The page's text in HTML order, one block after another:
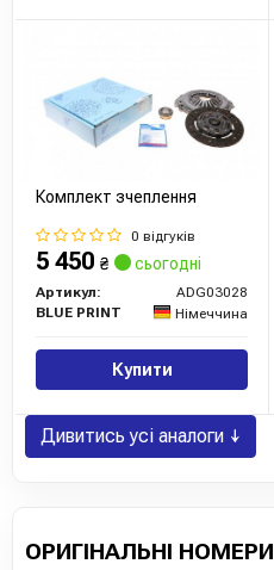
Комплект зчеплення
0 відгуків
5 450 ₴ сьогодні
Артикул:
ADG03028
BLUE PRINT
Німеччина
Купити
Дивитись усі аналоги ↓
ОРИГІНАЛЬНІ НОМЕРИ